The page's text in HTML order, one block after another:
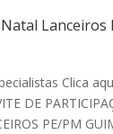
Lanceiros
Clica
DE
PE/PM